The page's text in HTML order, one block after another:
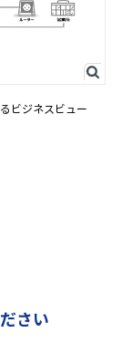
ビジネスビュー
さい